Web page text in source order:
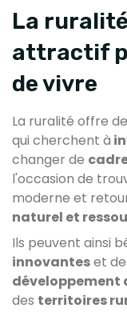
La
attractif
de vivre
La ruralité offre
qui cherchent à
changer de
l'occasion de
moderne et
naturel et
Ils peuvent ainsi
innovanteset
développement
des territoires